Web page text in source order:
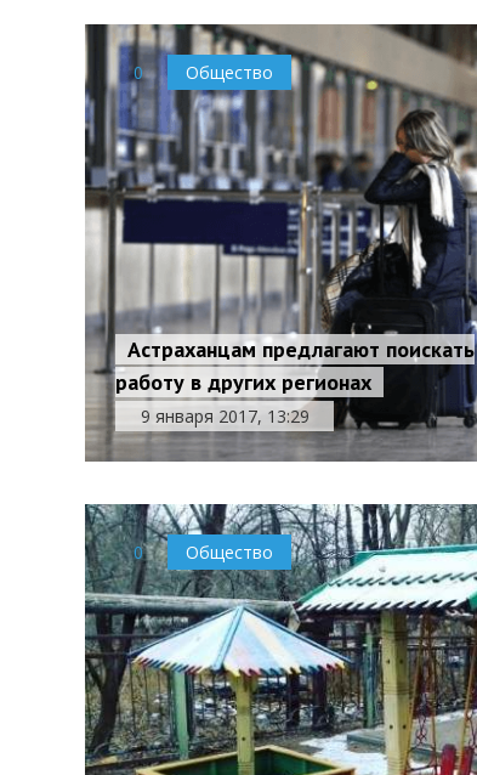
0 Общество
Астраханцам предлагают поискать
работу в других регионах
9 января 2017, 13:29
0 Общество